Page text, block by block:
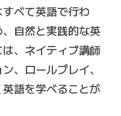
べて英語で行わ
自然と実践的な英
、ネイティブ講師
、ロールプレイ、
語を学べることが